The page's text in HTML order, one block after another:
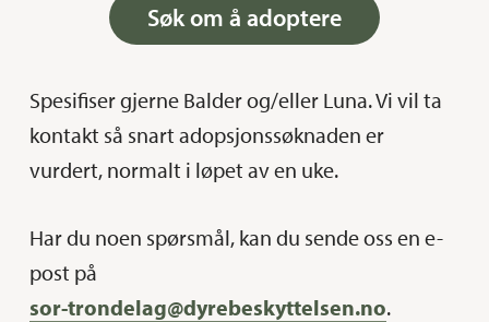
Søk om å adoptere
Spesifiser gjerne Balder og/eller Luna. Vi vil ta
kontakt så snart adopsjonssøknaden er
vurdert, normalt i løpet av en uke.
Har du noen spørsmål, kan du sende oss en e-
post på
sor-trondelag@dyrebeskyttelsen.no.